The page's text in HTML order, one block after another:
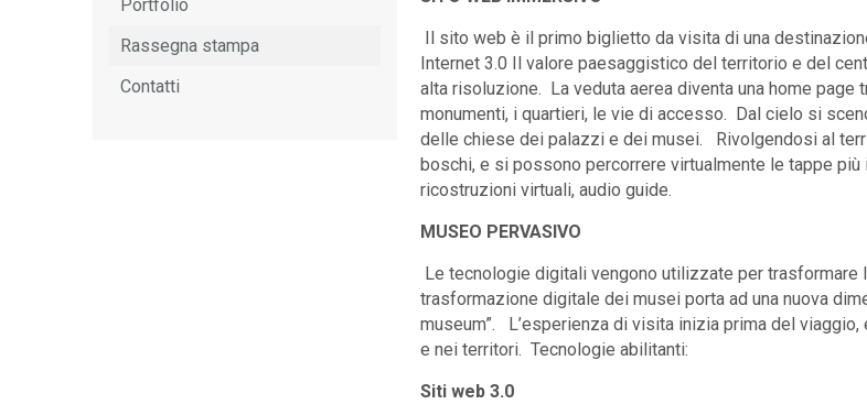
Il sito web è il primo biglietto da visita di una
Internet 3.0 Il valore paesaggistico del territorio e del
alta risoluzione. La veduta aerea diventa una home
monumenti, i quartieri, le vie di accesso. Dal cielo si
delle chiese dei palazzi e dei musei. Rivolgendosi al
boschi, e si possono percorrere virtualmente le tappe
ricostruzioni virtuali, audio guide.
MUSEO PERVASIVO
Le tecnologie digitali vengono utilizzate per
trasformazione digitale dei musei porta ad una nuova
museum”. L’esperienza di visita inizia prima del
e nei territori. Tecnologie abilitanti:
Siti web 3.0
Portfolio
Rassegna stampa
Contatti